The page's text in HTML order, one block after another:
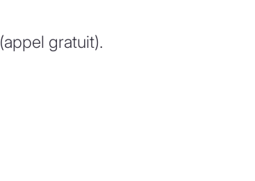
(appel gratuit).